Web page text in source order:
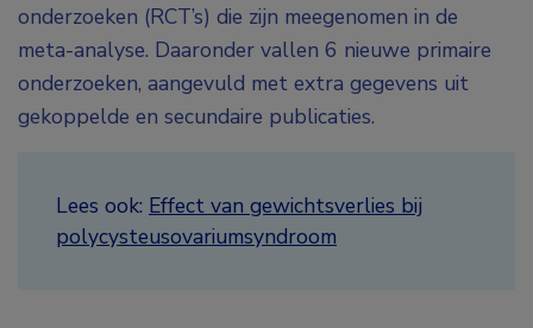
onderzoeken (RCT’s) die zijn meegenomen in de
meta-analyse. Daaronder vallen 6 nieuwe primaire
onderzoeken, aangevuld met extra gegevens uit
gekoppelde en secundaire publicaties.
Lees ook: Effect van gewichtsverlies bij
polycysteusovariumsyndroom